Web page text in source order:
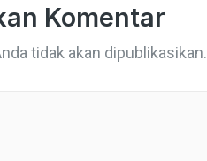
Komentar
tidak akan dipublikasikan.